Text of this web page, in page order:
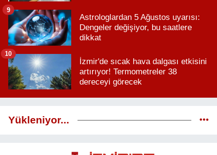
Astrologlardan 5 Ağustos uyarısı:
Dengeler değişiyor, bu saatlere
dikkat
9
İzmir'de sıcak hava dalgası etkisini
artırıyor! Termometreler 38
dereceyi görecek
10
Yükleniyor...